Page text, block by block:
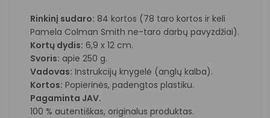
Rinkinį sudaro: 84 kortos (78 taro kortos ir keli
Pamela Colman Smith ne-taro darbų pavyzdžiai).
Kortų dydis: 6,9 x 12 cm.
Svoris: apie 250 g.
Vadovas: Instrukcijų knygelė (anglų kalba).
Kortos: Popierinės, padengtos plastiku.
Pagaminta JAV.
100 % autentiškas, originalus produktas.